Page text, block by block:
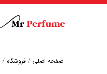
صفحه اصلی / فروشگاه /